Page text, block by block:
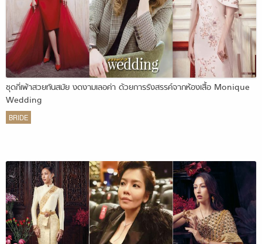
ชุดกี่เพ้าสวยทันสมัย งดงามเลอค่า ด้วยการรังสรรค์จากห้องเสื้อ Monique
Wedding
BRIDE